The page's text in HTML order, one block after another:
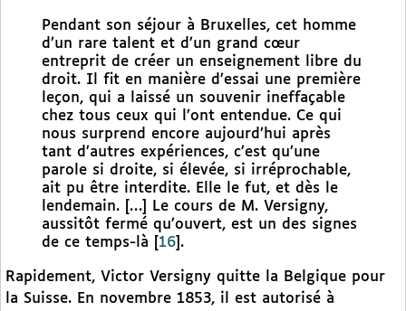
Pendant son séjour à Bruxelles, cet homme
d’un rare talent et d’un grand cœur
entreprit de créer un enseignement libre du
droit. Il fit en manière d’essai une première
leçon, qui a laissé un souvenir ineffaçable
chez tous ceux qui l’ont entendue. Ce qui
nous surprend encore aujourd’hui après
tant d’autres expériences, c’est qu’une
parole si droite, si élevée, si irréprochable,
ait pu être interdite. Elle le fut, et dès le
lendemain. […] Le cours de M. Versigny,
aussitôt fermé qu’ouvert, est un des signes
de ce temps-là
16 .
Rapidement, Victor Versigny quitte la Belgique pour
la Suisse. En novembre 1853, il est autorisé à